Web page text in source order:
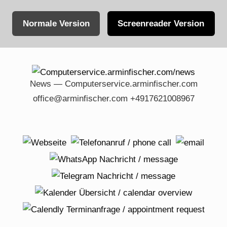
Normale Version Screenreader Version
content
News — Computerservice.arminfischer.com
office@arminfischer.com +4917621008967